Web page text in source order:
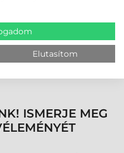
telepített világszerte,
RFID szabadalmával és
megbízható és jövőbiztos
legyen szó raktári
vagy valós idejű
ISMERJE MEG
Elutasítom